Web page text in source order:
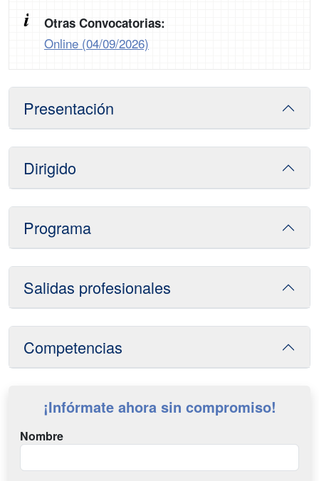
Otras Convocatorias:
Online (04/09/2026)
Presentación
Dirigido
Programa
Salidas profesionales
Competencias
¡Infórmate ahora sin compromiso!
Nombre